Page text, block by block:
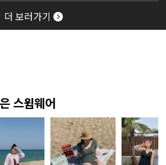
더 보러가기
스윔웨어